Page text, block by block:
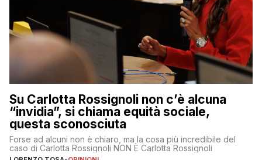
Su Carlotta Rossignoli non c’è alcuna
“invidia”, si chiama equità sociale,
questa sconosciuta
Forse ad alcuni non è chiaro, ma la cosa più incredibile del
caso di Carlotta Rossignoli NON È Carlotta Rossignoli